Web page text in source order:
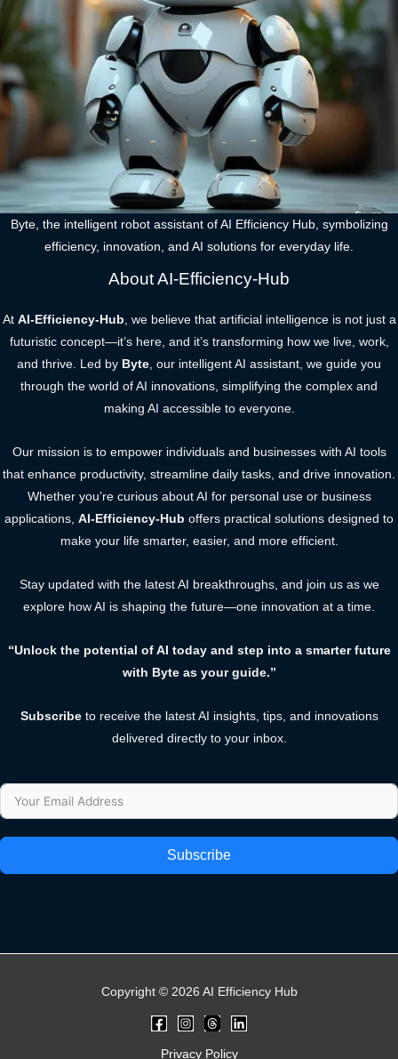
Byte, the intelligent robot assistant of AI Efficiency Hub, symbolizing
efficiency, innovation, and AI solutions for everyday life.
About AI-Efficiency-Hub
At AI-Efficiency-Hub, we believe that artificial intelligence is not just a
futuristic concept—it’s here, and it’s transforming how we live, work,
and thrive. Led by Byte, our intelligent AI assistant, we guide you
through the world of AI innovations, simplifying the complex and
making AI accessible to everyone.
Our mission is to empower individuals and businesses with AI tools
that enhance productivity, streamline daily tasks, and drive innovation.
Whether you’re curious about AI for personal use or business
applications, AI-Efficiency-Hub offers practical solutions designed to
make your life smarter, easier, and more efficient.
Stay updated with the latest AI breakthroughs, and join us as we
explore how AI is shaping the future—one innovation at a time.
“Unlock the potential of AI today and step into a smarter future
with Byte as your guide.”
Subscribeto receive the latest AI insights, tips, and innovations
delivered directly to your inbox.
Subscribe
Copyright © 2026 AI Efficiency Hub
Privacy Policy